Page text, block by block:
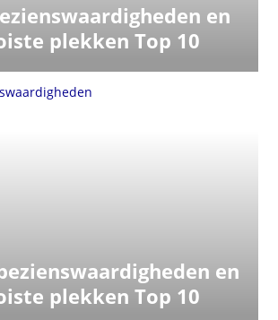
en
plekken Top 10
en
plekken Top 10